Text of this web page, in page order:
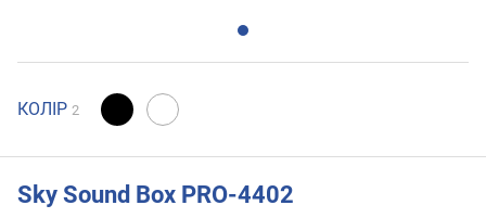
КОЛІР 2
Sky Sound Box PRO-4402